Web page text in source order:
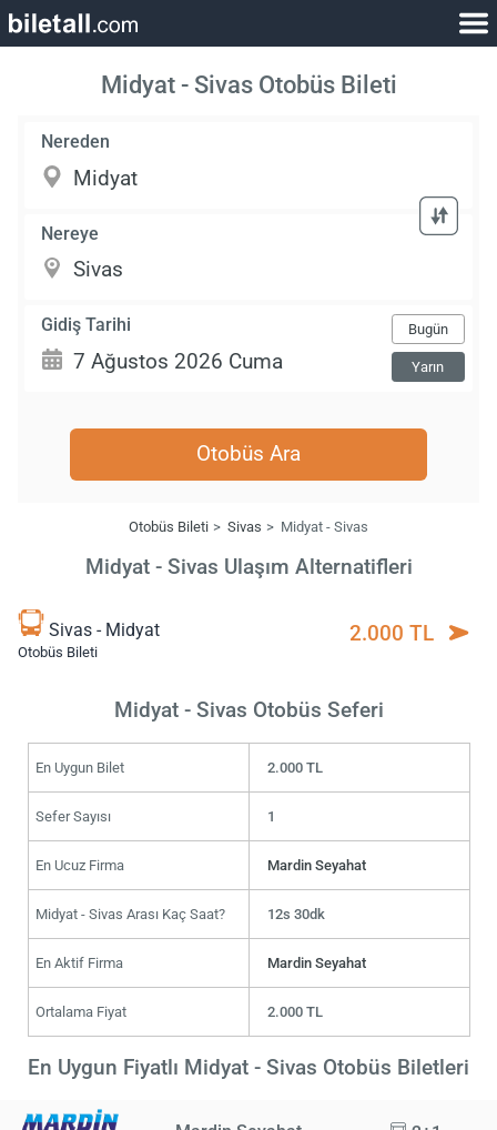
Midyat - Sivas Otobüs Bileti
Nereden
Nereye
Gidiş Tarihi Bugün
Yarın
Otobüs Ara
Otobüs Bileti Sivas Midyat - Sivas
Midyat - Sivas Ulaşım Alternatifleri
Sivas - Midyat
Otobüs Bileti
2.000 TL
Midyat - Sivas Otobüs Seferi
En Uygun Bilet 2.000 TL
Sefer Sayısı 1
En Ucuz Firma Mardin Seyahat
Midyat - Sivas Arası Kaç Saat? 12s 30dk
En Aktif Firma Mardin Seyahat
Ortalama Fiyat 2.000 TL
En Uygun Fiyatlı Midyat - Sivas Otobüs Biletleri